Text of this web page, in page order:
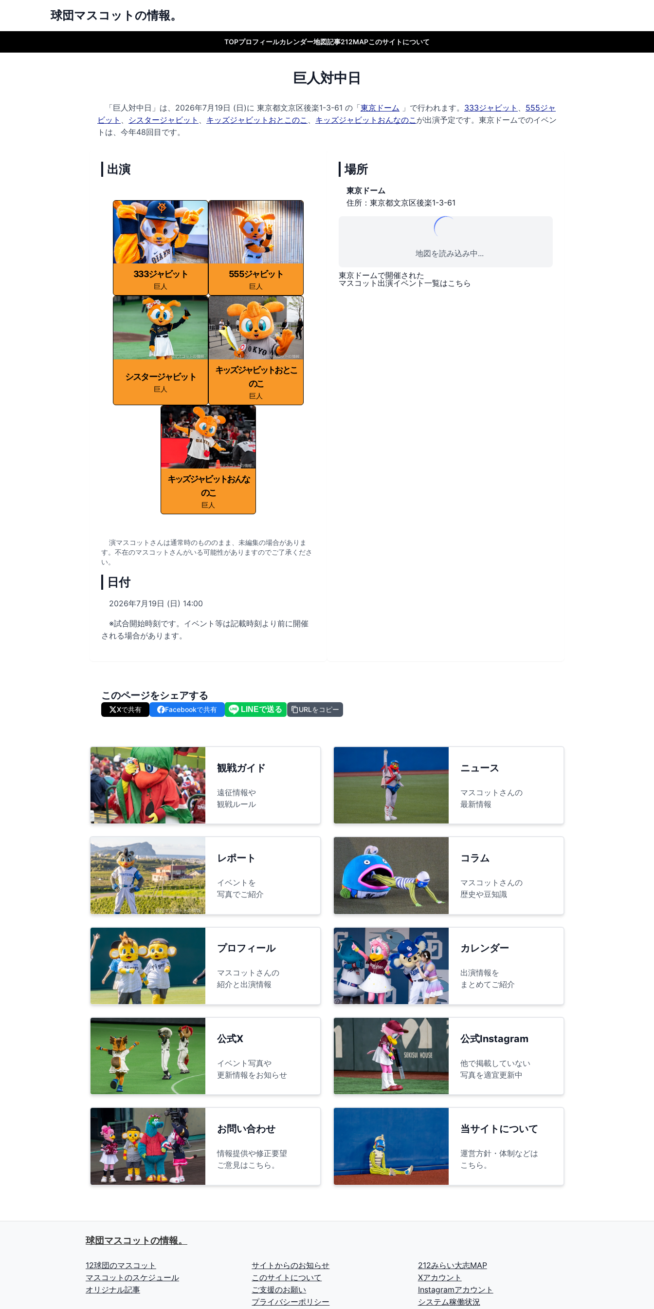
球団マスコットの情報。
TOPプロフィールカレンダー地図記事212MAPこのサイトについて
巨人対中日
「巨人対中日」は、2026年7月19日 (日)に 東京都文京区後楽1-3-61 の 「東京ドーム 」で行われます。 333ジャビット 、 555ジャ
ビット 、 シスタージャビット 、 キッズジャビットおとこのこ 、 キッズジャビットおんなのこ が出演予定です。 東京ドームでのイベン
トは、今年48回目です。
出演
333ジャビット
巨人
555ジャビット
巨人
シスタージャビット
巨人
キッズジャビットおとこ
のこ
巨人
キッズジャビットおんな
のこ
巨人
演マスコットさんは通常時のもののまま、未編集の場合がありま
す。不在のマスコットさんがいる可能性がありますのでご了承くださ
い。
日付
2026年7月19日 (日) 14:00
※試合開始時刻です。イベント等は記載時刻より前に開催
される場合があります。
場所
東京ドーム
住所：東京都文京区後楽1-3-61
地図を読み込み中...
東京ドームで開催された
マスコット出演イベント一覧はこちら
このページをシェアする
Xで共有 Facebookで共有 URLをコピー
観戦ガイド
遠征情報や
観戦ルール
ニュース
マスコットさんの
最新情報
レポート
イベントを
写真でご紹介
コラム
マスコットさんの
歴史や豆知識
プロフィール
マスコットさんの
紹介と出演情報
カレンダー
出演情報を
まとめてご紹介
公式X
イベント写真や
更新情報をお知らせ
公式Instagram
他で掲載していない
写真を適宜更新中
お問い合わせ
情報提供や修正要望
ご意見はこちら。
当サイトについて
運営方針・体制などは
こちら。
球団マスコットの情報。
12球団のマスコット
マスコットのスケジュール
オリジナル記事
サイトからのお知らせ
このサイトについて
ご支援のお願い
プライバシーポリシー
212みらい大志MAP
Xアカウント
Instagramアカウント
システム稼働状況